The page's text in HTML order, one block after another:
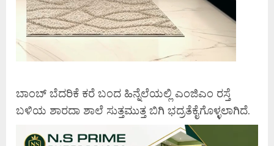
ಬಾಂಬ್ ಬೆದರಿಕೆ ಕರೆ ಬಂದ ಹಿನ್ನೆಲೆಯಲ್ಲಿ ಎಂಜಿಎಂ ರಸ್ತೆ
ಬಳಿಯ ಶಾರದಾ ಶಾಲೆ ಸುತ್ತಮುತ್ತ ಬಿಗಿ ಭದ್ರತೆಕೈಗೊಳ್ಳಲಾಗಿದೆ.